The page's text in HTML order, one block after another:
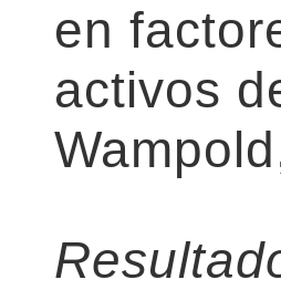
en
activos